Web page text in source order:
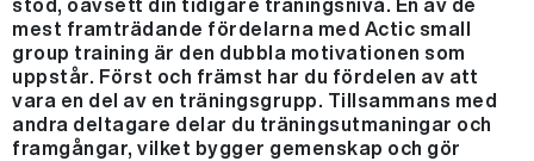
stöd, oavsett din tidigare träningsnivå. En av de
mest framträdande fördelarna med Actic small
group training är den dubbla motivationen som
uppstår. Först och främst har du fördelen av att
vara en del av en träningsgrupp. Tillsammans med
andra deltagare delar du träningsutmaningar och
framgångar, vilket bygger gemenskap och gör